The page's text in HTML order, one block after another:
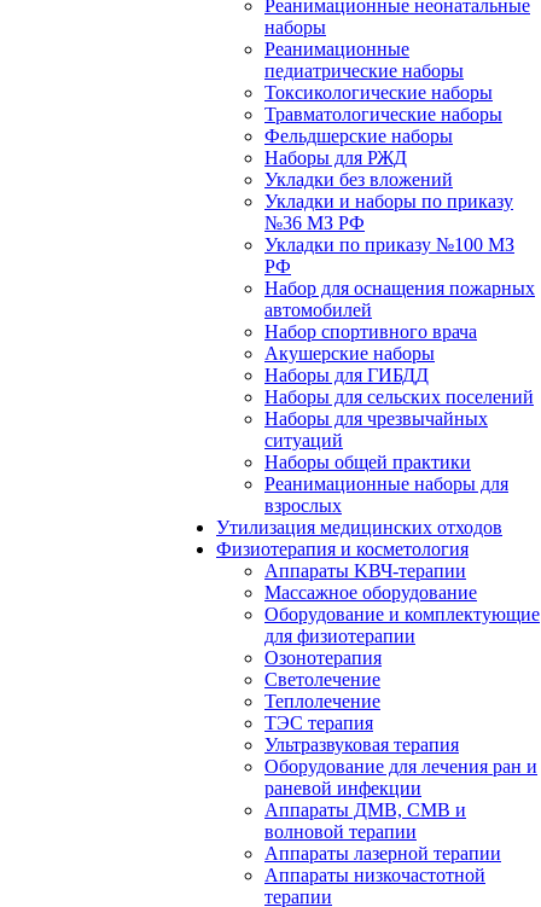
Реанимационные неонатальные
наборы
Реанимационные
педиатрические наборы
Токсикологические наборы
Травматологические наборы
Фельдшерские наборы
Наборы для РЖД
Укладки без вложений
Укладки и наборы по приказу
№36 МЗ РФ
Укладки по приказу №100 МЗ
РФ
Набор для оснащения пожарных
автомобилей
Набор спортивного врача
Акушерские наборы
Наборы для ГИБДД
Наборы для сельских поселений
Наборы для чрезвычайных
ситуаций
Наборы общей практики
Реанимационные наборы для
взрослых
Утилизация медицинских отходов
Физиотерапия и косметология
Аппараты KВЧ-терапии
Массажное оборудование
Оборудование и комплектующие
для физиотерапии
Озонотерапия
Светолечение
Теплолечение
ТЭС терапия
Ультразвуковая терапия
Оборудование для лечения ран и
раневой инфекции
Аппараты ДМВ, СМВ и
волновой терапии
Аппараты лазерной терапии
Аппараты низкочастотной
терапии